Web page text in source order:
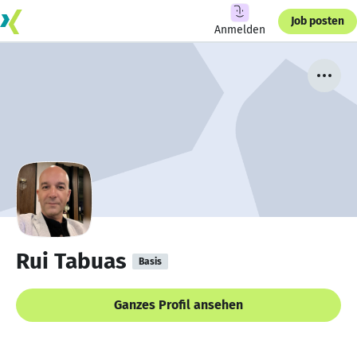
Anmelden
Job posten
Rui Tabuas Basis
Ganzes Profil ansehen